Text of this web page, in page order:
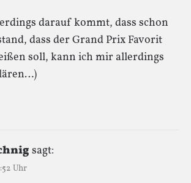
darauf kommt, dass schon
dass der Grand Prix Favorit
soll, kann ich mir allerdings
sagt:
Uhr